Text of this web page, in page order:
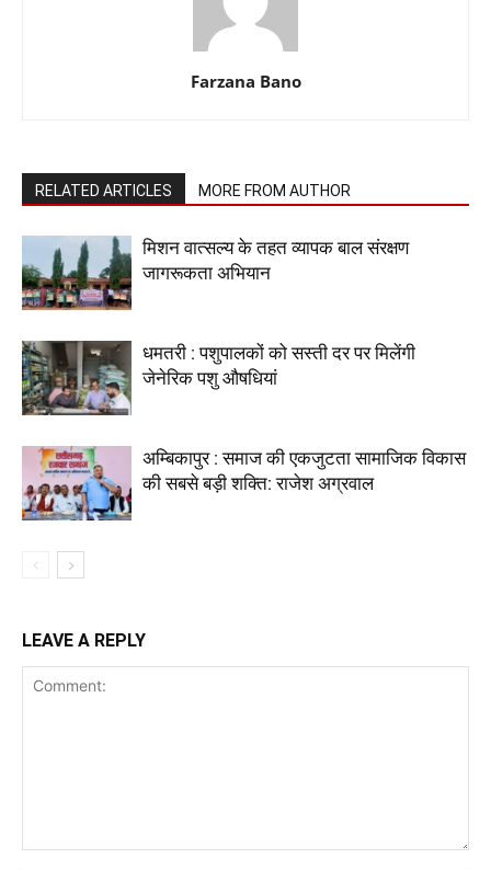
Farzana Bano
RELATED ARTICLES MORE FROM AUTHOR
मिशन वात्सल्य के तहत व्यापक बाल संरक्षण
जागरूकता अभियान
धमतरी : पशुपालकों को सस्ती दर पर मिलेंगी
जेनेरिक पशु औषधियां
अम्बिकापुर : समाज की एकजुटता सामाजिक विकास
की सबसे बड़ी शक्ति: राजेश अग्रवाल
LEAVE A REPLY